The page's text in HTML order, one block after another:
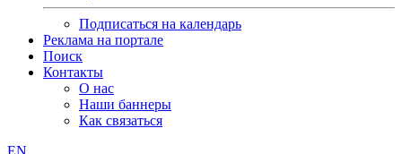
Подписаться на календарь
Реклама на портале
Поиск
Контакты
О нас
Наши баннеры
Как связаться
EN